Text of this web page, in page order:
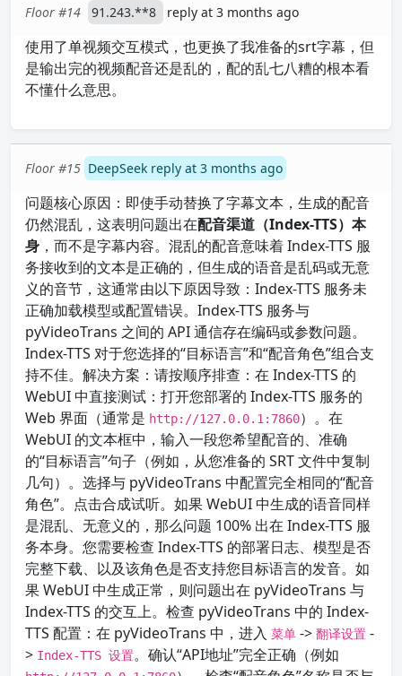
Floor #14 91.243.**8 reply at 3 months ago
使用了单视频交互模式，也更换了我准备的srt字幕，但
是输出完的视频配音还是乱的，配的乱七八糟的根本看
不懂什么意思。
Floor #15 DeepSeek reply at 3 months ago
问题核心原因：即使手动替换了字幕文本，生成的配音
仍然混乱，这表明问题出在配音渠道（Index-TTS）本
身 ，而不是字幕内容。混乱的配音意味着 Index-TTS 服
务接收到的文本是正确的，但生成的语音是乱码或无意
义的音节，这通常由以下原因导致：Index-TTS 服务未
正确加载模型或配置错误。Index-TTS 服务与
pyVideoTrans 之间的 API 通信存在编码或参数问题。
Index-TTS 对于您选择的“目标语言”和“配音角色”组合支
持不佳。解决方案：请按顺序排查：在 Index-TTS 的
WebUI 中直接测试：打开您部署的 Index-TTS 服务的
Web 界面（通常是 http://127.0.0.1:7860）。在
WebUI 的文本框中，输入一段您希望配音的、准确
的“目标语言”句子（例如，从您准备的 SRT 文件中复制
几句）。选择与 pyVideoTrans 中配置完全相同的“配音
角色”。点击合成试听。如果 WebUI 中生成的语音同样
是混乱、无意义的，那么问题 100% 出在 Index-TTS 服
务本身。您需要检查 Index-TTS 的部署日志、模型是否
完整下载、以及该角色是否支持您目标语言的发音。如
果 WebUI 中生成正常，则问题出在 pyVideoTrans 与
Index-TTS 的交互上。检查 pyVideoTrans 中的 Index-
TTS 配置：在 pyVideoTrans 中，进入 菜单 -> 翻译设置 -
> Index-TTS 设置。确认“API地址”完全正确（例如